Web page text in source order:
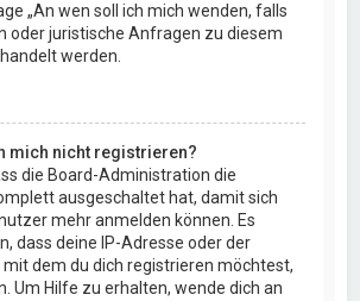
„An wen soll ich mich wenden, falls
oder juristische Anfragen zu diesem
werden.
mich nicht registrieren?
die Board-Administration die
ausgeschaltet hat, damit sich
mehr anmelden können. Es
dass deine IP-Adresse oder der
dem du dich registrieren möchtest,
Um Hilfe zu erhalten, wende dich an